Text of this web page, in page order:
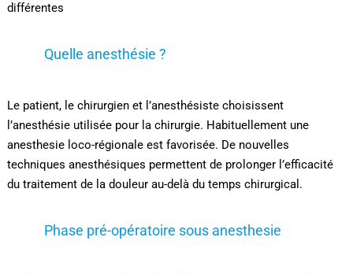
différentes
Quelle anesthésie ?
Le patient, le chirurgien et l’anesthésiste choisissent
l’anesthésie utilisée pour la chirurgie. Habituellement une
anesthesie loco-régionale est favorisée. De nouvelles
techniques anesthésiques permettent de prolonger l’efficacité
du traitement de la douleur au-delà du temps chirurgical.
Phase pré-opératoire sous anesthesie